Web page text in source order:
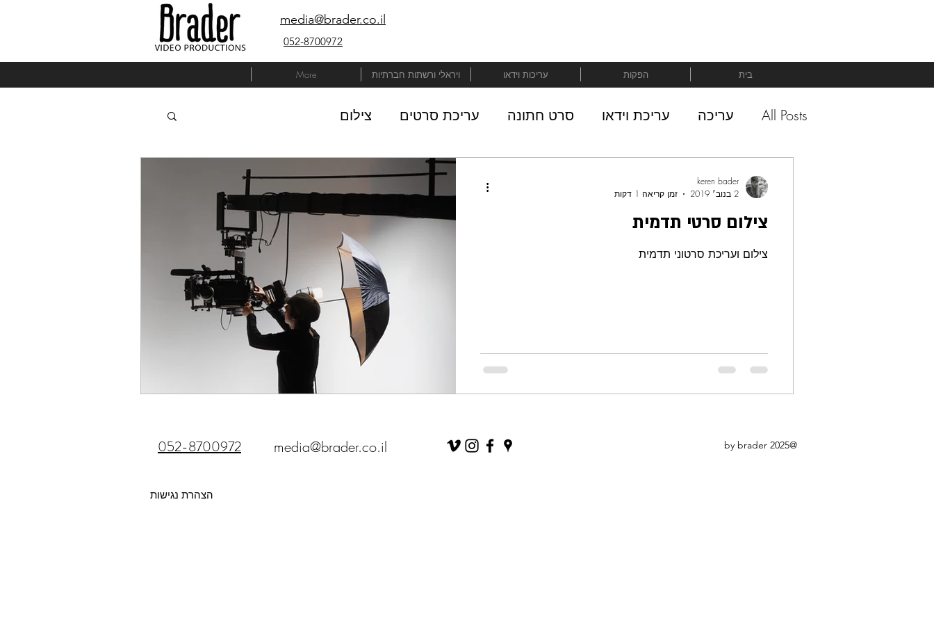
media@brader.co.il
052-8700972
בית הפקות עריכות וידאו ויראלי ורשתות חברתיות More
All Posts עריכה עריכת וידאו סרט חתונה עריכת סרטים צילום
צילום סרטי תדמית
צילום ועריכת סרטוני תדמית
keren bader
2 בנוב׳ 2019
זמן קריאה 1 דקות
@2025 by brader
052-8700972 media@brader.co.il
הצהרת נגישות